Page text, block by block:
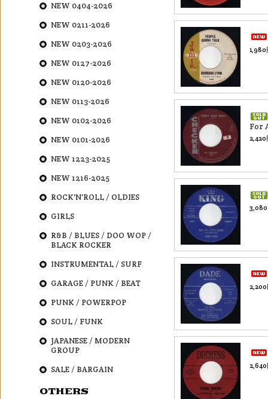
1,980
For
2,420
2,640
NEW 0404-2026
NEW 0211-2026
NEW 0203-2026
NEW 0127-2026
NEW 0120-2026
NEW 0113-2026
NEW 0102-2026
NEW 0101-2026
NEW 1223-2025
NEW 1216-2025
ROCK'N'ROLL / OLDIES
GIRLS
R&B / BLUES / DOO WOP /
BLACK ROCKER
INSTRUMENTAL / SURF
GARAGE / PUNK / BEAT
PUNK / POWERPOP
SOUL / FUNK
JAPANESE / MODERN
GROUP
SALE / BARGAIN
OTHERS